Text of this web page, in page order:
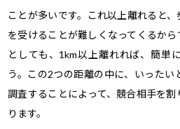
ことが多いです。これ以上離れると
を受けることが難しくなってくるか
としても、1km以上離れれば、簡単
う。この2つの距離の中に、いったい
調査することによって、競合相手を
ります。